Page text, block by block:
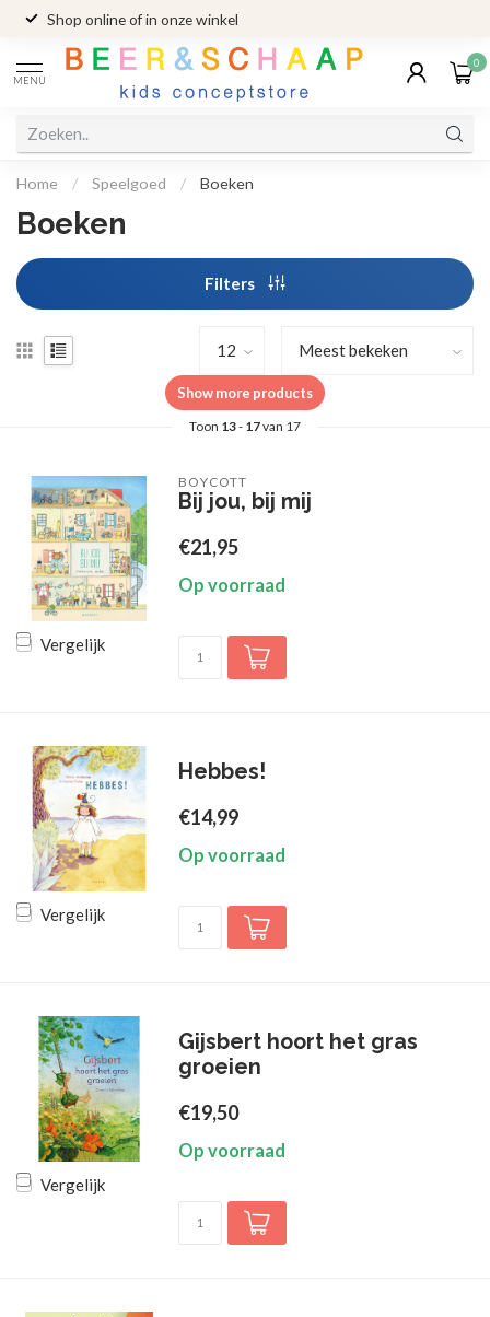
Shop online of in onze winkel
MENU
0
Home / Speelgoed / Boeken
Boeken
Filters
Show more products
Toon 13- 17van 17
Vergelijk
BOYCOTT
Bij jou, bij mij
€21,95
Op voorraad
Vergelijk
Hebbes!
€14,99
Op voorraad
Vergelijk
Gijsbert hoort het gras
groeien
€19,50
Op voorraad